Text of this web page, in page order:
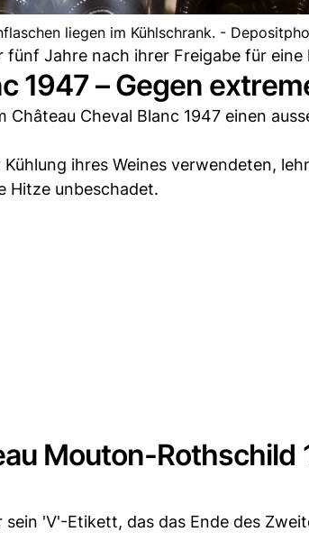
liegen im Kühlschrank. -
fünf Jahre nach ihrer Freigabe für
1947 – Gegen
Cheval Blanc 1947 einen
ihres Weines verwendeten,
Hitze unbeschadet.
Mouton-Rothschild
'V'-Etikett, das das Ende des